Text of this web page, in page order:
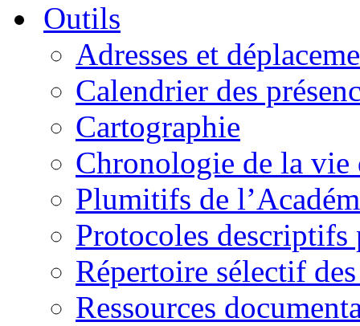
Outils
Adresses et
Calendrier des
Cartographie
Chronologie de la vie
Plumitifs de
Protocoles descriptifs
Répertoire sélectif
Ressources